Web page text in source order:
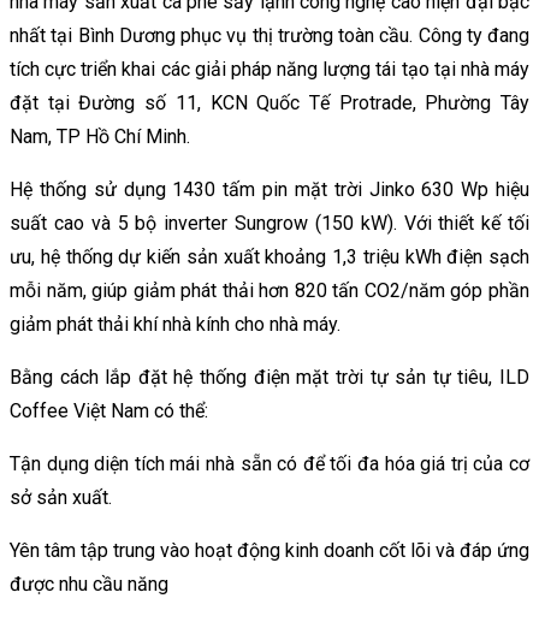
nhất tại Bình Dương phục vụ thị trường toàn cầu. Công ty đang
tích cực triển khai các giải pháp năng lượng tái tạo tại nhà máy
đặt tại Đường số 11, KCN Quốc Tế Protrade, Phường Tây
Nam, TP Hồ Chí Minh.
Hệ thống sử dụng 1430 tấm pin mặt trời Jinko 630 Wp hiệu
suất cao và 5 bộ inverter Sungrow (150 kW). Với thiết kế tối
ưu, hệ thống dự kiến sản xuất khoảng 1,3 triệu kWh điện sạch
mỗi năm, giúp giảm phát thải hơn 820 tấn CO2/năm góp phần
giảm phát thải khí nhà kính cho nhà máy.
Bằng cách lắp đặt hệ thống điện mặt trời tự sản tự tiêu, ILD
Coffee Việt Nam có thể:
Tận dụng diện tích mái nhà sẵn có để tối đa hóa giá trị của cơ
sở sản xuất.
Yên tâm tập trung vào hoạt động kinh doanh cốt lõi và đáp ứng
được nhu cầu năng